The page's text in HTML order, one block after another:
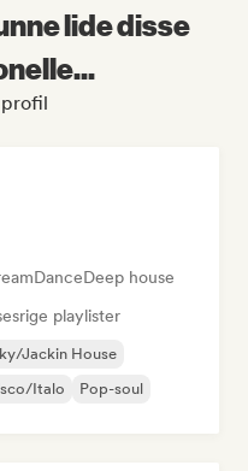
lide disse
profil
DanceDeep house
playlister
Jackin House
Italo Pop-soul